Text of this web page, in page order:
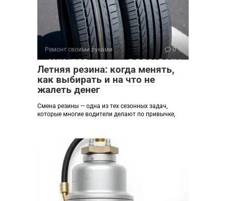
Ремонт своими руками 0
Летняя резина: когда менять,
как выбирать и на что не
жалеть денег
Смена резины — одна из тех сезонных задач,
которые многие водители делают по привычке,